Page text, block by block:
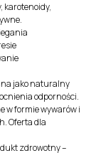
karotenoidy,
jako naturalny
odporności.
w formie wywarów i
Oferta dla
zdrowotny –